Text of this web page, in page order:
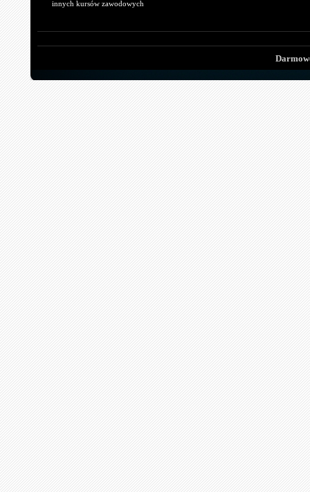
innych kursów zawodowych